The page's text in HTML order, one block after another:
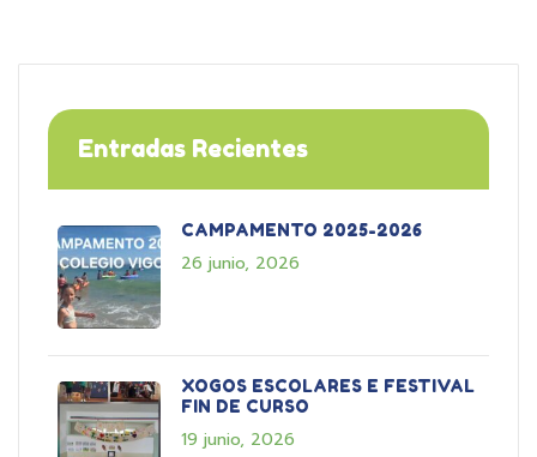
Entradas Recientes
CAMPAMENTO 2025-2026
26 junio, 2026
XOGOS ESCOLARES E FESTIVAL
FIN DE CURSO
19 junio, 2026